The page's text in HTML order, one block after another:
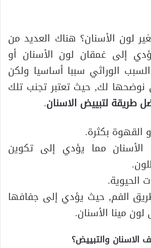
لون الأسنان؟ هناك العديد من
إلى غمقان لون الأسنان أو
الوراثي سببا أساسيا ولكن
لك, حيث تعتبر تجنب تلك
طريقة لتبييض الاسنان.
مما يؤدي إلى تكوين
الفم, حيث يؤدي إلى جفافها
مينا الأسنان.
الاسنان والتبييض؟